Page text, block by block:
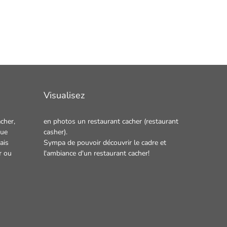
ou
Visualisez
en photos un restaurant cacher (restaurant
casher).
Sympa de pouvoir découvrir le cadre et
l'ambiance d'un restaurant cacher!